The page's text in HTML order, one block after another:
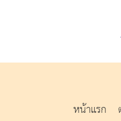
หน้าแรก